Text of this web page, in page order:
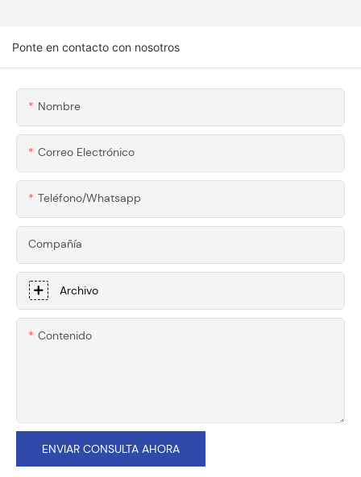
Ponte en contacto con nosotros
Nombre
Correo Electrónico
Teléfono/whatsapp
Compañía
Archivo
Contenido
ENVIAR CONSULTA AHORA